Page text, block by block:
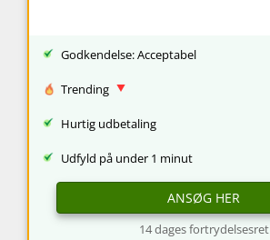
Godkendelse: Acceptabel
Trending
Hurtig udbetaling
Udfyld på under 1 minut
ANSØG HER
14 dages fortrydelsesret